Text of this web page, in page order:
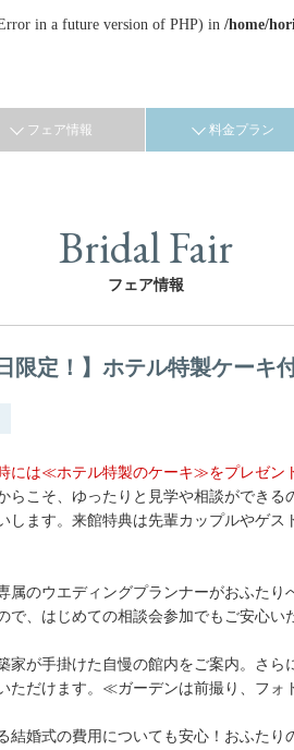
in a future version of PHP) in /home/
フェア情報 料金プラン
Bridal Fair
フェア情報
限定！】ホテル特製ケー
には≪ホテル特製のケーキ≫をプレゼン
らこそ、ゆったりと見学や相談ができ
します。来館特典は先輩カップルやゲ
属のウエディングプランナーがおふた
で、はじめての相談会参加でもご安心い
家が手掛けた自慢の館内をご案内。さ
ただけます。≪ガーデンは前撮り、フ
結婚式の費用についても安心！おふた